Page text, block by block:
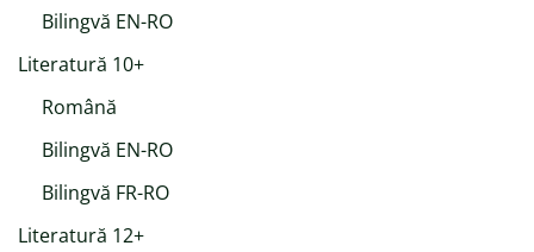
Bilingvă EN-RO
Literatură 10+
Română
Bilingvă EN-RO
Bilingvă FR-RO
Literatură 12+